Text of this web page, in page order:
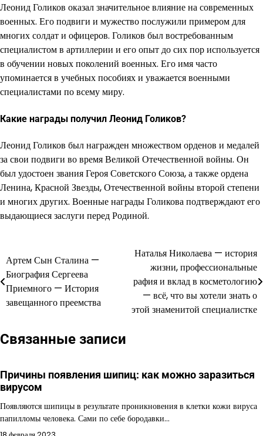
Леонид Голиков оказал значительное влияние на современных
военных. Его подвиги и мужество послужили примером для
многих солдат и офицеров. Голиков был востребованным
специалистом в артиллерии и его опыт до сих пор используется
в обучении новых поколений военных. Его имя часто
упоминается в учебных пособиях и уважается военными
специалистами по всему миру.
Какие награды получил Леонид Голиков?
Леонид Голиков был награжден множеством орденов и медалей
за свои подвиги во время Великой Отечественной войны. Он
был удостоен звания Героя Советского Союза, а также ордена
Ленина, Красной Звезды, Отечественной войны второй степени
и многих других. Военные награды Голикова подтверждают его
выдающиеся заслуги перед Родиной.
Навигация
по
записям
Артем Сын Сталина —
Биография Сергеева
Приемного — История
завещанного преемства
Наталья Николаева — история
жизни, профессиональные
рафия и вклад в косметологию
— всё, что вы хотели знать о
этой знаменитой специалистке
Связанные записи
Причины появления шипиц: как можно заразиться
вирусом
Появляются шипицы в результате проникновения в клетки кожи вируса
папилломы человека. Сами по себе бородавки…